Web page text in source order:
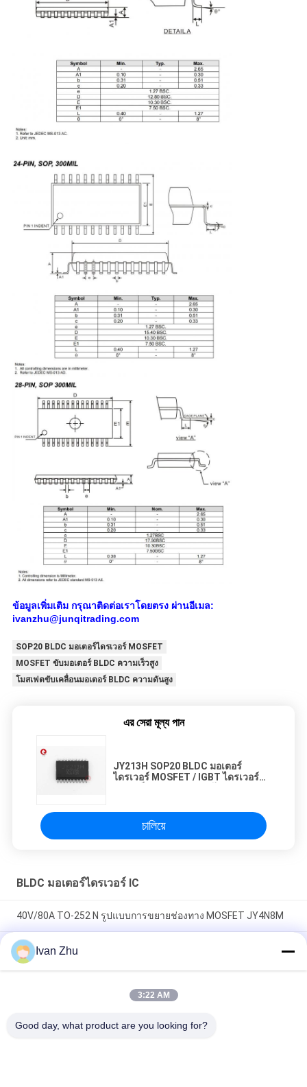
ข้อมูลเพิ่มเติม กรุณาติดต่อเราโดยตรง ผ่านอีเมล:
ivanzhu@junqitrading.com
SOP20 BLDC มอเตอร์ไดรเวอร์ MOSFET
MOSFET ขับมอเตอร์ BLDC ความเร็วสูง
โมสเฟตขับเคลื่อนมอเตอร์ BLDC ความดันสูง
এর সেরা মূল্য পান
JY213H SOP20 BLDC มอเตอร์
ไดรเวอร์ MOSFET / IGBT ไดรเวอร์
চালিয়ে
BLDC มอเตอร์ไดรเวอร์ IC
40V/80A TO-252 N รูปแบบการขยายช่องทาง MOSFET JY4N8M
P Channel Enhancement Mode Power MOSFET JY4P7M สําห
รับแรงกระแสไฟฟ้าสูง
เครื่องขับมอเตอร์ DC ที่ไม่มีแปรง IC JY21L SOP-8 สามารถแทน
Ivan Zhu
3:22 AM
Good day, what product are you looking for?